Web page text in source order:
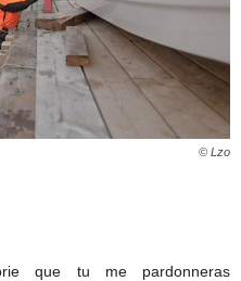
© Lzo
que tu me pardonneras